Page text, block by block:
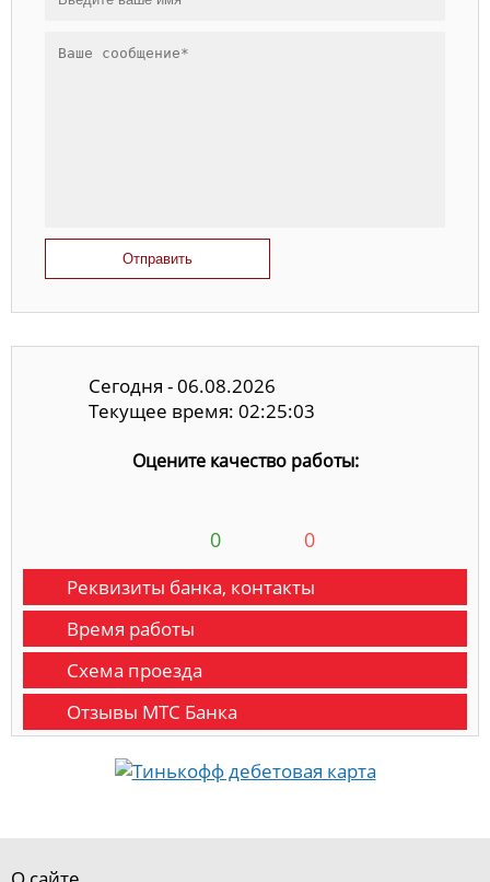
Отправить
Сегодня - 06.08.2026
Текущее время: 02:25:04
Оцените качество работы:
0 0
Реквизиты банка, контакты
Время работы
Схема проезда
Отзывы МТС Банка